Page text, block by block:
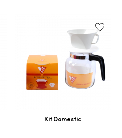
Kit Domestic